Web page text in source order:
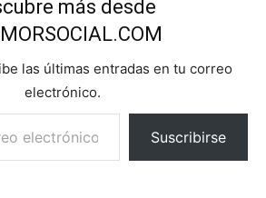
más desde
las últimas entradas en tu correo
electrónico.
Suscribirse